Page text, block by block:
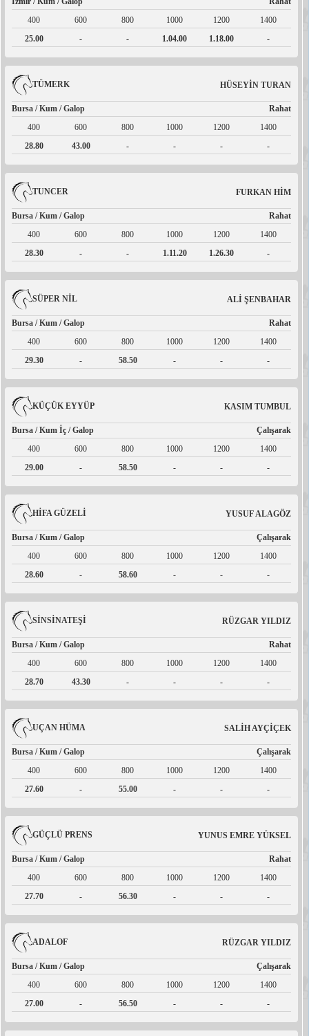
400
600 800 1000 1200
1400
25.00
- - 1.04.00 1.18.00 -
TÜMERK HÜSEYİN TURAN
Bursa / Kum / Galop
Rahat
400
600 800 1000 1200
1400
28.80
43.00 - - - -
TUNCER FURKAN HİM
Bursa / Kum / Galop
Rahat
400
600 800 1000 1200
1400
28.30
- - 1.11.20 1.26.30 -
SÜPER NİL ALİ ŞENBAHAR
Bursa / Kum / Galop
Rahat
400
600 800 1000 1200
1400
29.30
- 58.50 - - -
KÜÇÜK EYYÜP KASIM TUMBUL
Bursa / Kum İç / Galop
Çalışarak
400
600 800 1000 1200
1400
29.00
- 58.50 - - -
HİFA GÜZELİ YUSUF ALAGÖZ
Bursa / Kum / Galop
Çalışarak
400
600 800 1000 1200
1400
28.60
- 58.60 - - -
SİNSİNATEŞİ RÜZGAR YILDIZ
Bursa / Kum / Galop
Rahat
400
600 800 1000 1200
1400
28.70
43.30 - - - -
UÇAN HÜMA SALİH AYÇİÇEK
Bursa / Kum / Galop
Çalışarak
400
600 800 1000 1200
1400
27.60
- 55.00 - - -
GÜÇLÜ PRENS YUNUS EMRE YÜKSEL
Bursa / Kum / Galop
Rahat
400
600 800 1000 1200
1400
27.70
- 56.30 - - -
ADALOF RÜZGAR YILDIZ
Bursa / Kum / Galop
Çalışarak
400
600 800 1000 1200
1400
27.00
- 56.50 - - -